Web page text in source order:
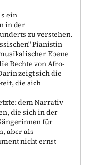
ein
in der
zu verstehen.
Pianistin
Ebene
Rechte von Afro-
zeigt sich die
die sich
dem Narrativ
die sich in der
für
aber als
nicht ernst